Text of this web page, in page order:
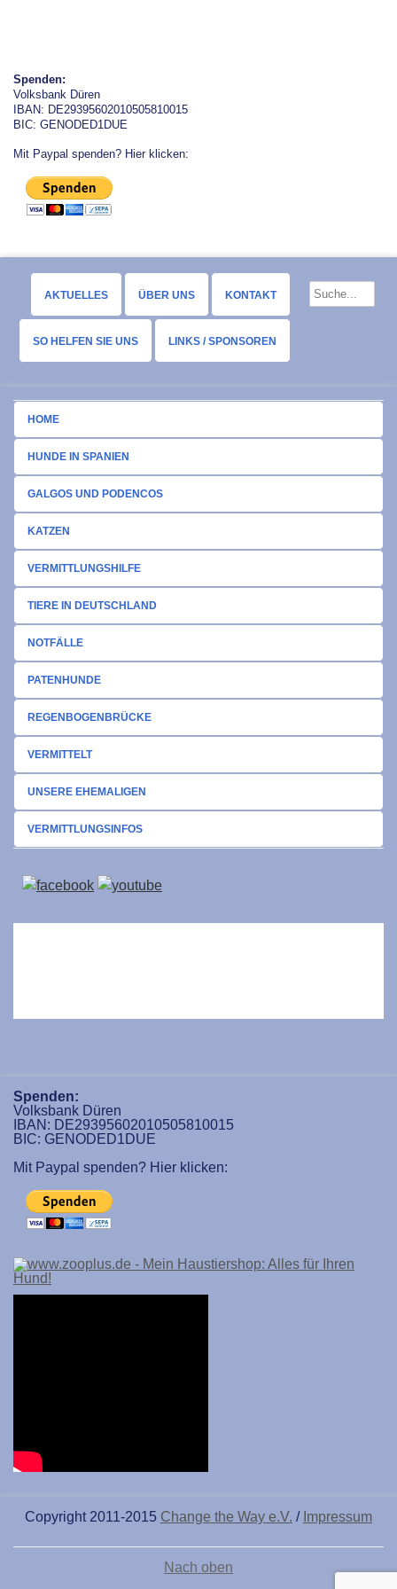
Spenden:
Volksbank Düren
IBAN: DE29395602010505810015
BIC: GENODED1DUE
Mit Paypal spenden? Hier klicken:
AKTUELLES ÜBER UNS KONTAKT
SO HELFEN SIE UNS LINKS / SPONSOREN
HOME
HUNDE IN SPANIEN
GALGOS UND PODENCOS
KATZEN
VERMITTLUNGSHILFE
TIERE IN DEUTSCHLAND
NOTFÄLLE
PATENHUNDE
REGENBOGENBRÜCKE
VERMITTELT
UNSERE EHEMALIGEN
VERMITTLUNGSINFOS
Spenden:
Volksbank Düren
IBAN: DE29395602010505810015
BIC: GENODED1DUE
Mit Paypal spenden? Hier klicken:
Copyright 2011-2015 Change the Way e.V. / Impressum
Nach oben